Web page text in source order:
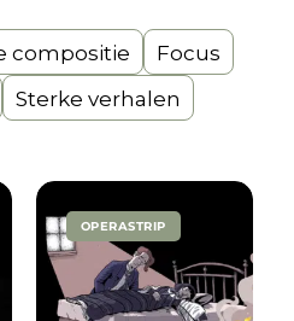
compositie
Focus
Sterke verhalen
OPERASTRIP